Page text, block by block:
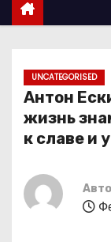
UNCATEGORISED
Антон
жизнь
к славе и